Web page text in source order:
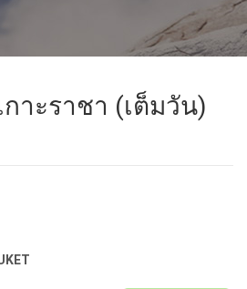
กาะราชา (เต็มวัน)